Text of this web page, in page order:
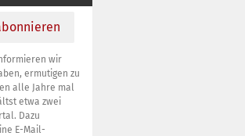
wir
ermutigen zu
alle Jahre mal
etwa zwei
Dazu
E-Mail-